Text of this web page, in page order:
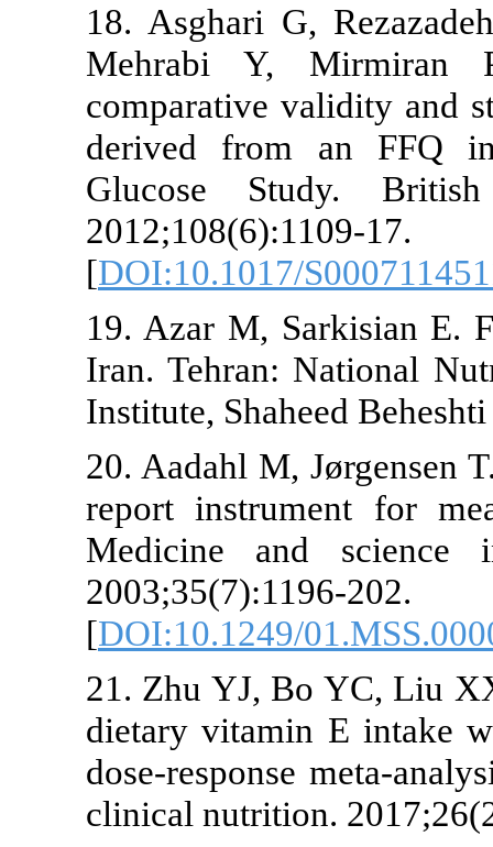
18. Asghari G,
Mehrabi Y,
comparative validity
derived from an
Glucose Study.
2012;108(6):1109-17.
[DOI:10.1017/
19. Azar M,
Iran. Tehran:
Institute, Shaheed
20. Aadahl M,
report instrument
Medicine and
2003;35(7):1196-202.
[DOI:10.1249/
21. Zhu YJ, Bo YC,
dietary vitamin E
dose-response
clinical nutrition.